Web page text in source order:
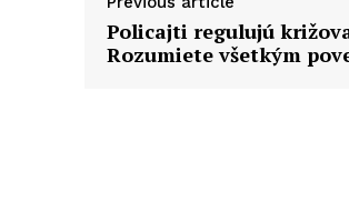
Policajti regulujú
Rozumiete všetkým